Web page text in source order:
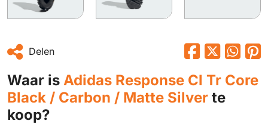
Delen
Waar is Adidas Response Cl Tr Core
Black / Carbon / Matte Silver te
koop?